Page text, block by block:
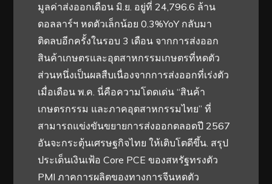
มูลค่าส่งออกเดือน มิ.ย. อยู่ที่ 24,796.6 ล้าน
ดอลลาร์ฯ หดตัวเล็กน้อย 0.3%YoY กลับมา
ติดลบอีกครั้งในรอบ 3 เดือน จากการส่งออก
สินค้าเกษตรและอุตสาหกรรมเกษตรที่หดตัว
ส่วนหนึ่งเป็นผลสืบเนื่องจากการส่งออกที่เร่งตัว
เมื่อเดือน พ.ค. นี่คือความโดดเด่น “สินค้า
เกษตรกรรม และภาคอุตสาหกรรมไทย” ที่
สามารถแข่งขันขยายการส่งออกตลอดปี 2567
อันจะกระตุ้นเศรษฐกิจไทย ให้เติบโตดีขึ้น. สรุป
ประเด็นเงินเฟ้อ Core PCE ของสหรัฐทรงตัว
PMI ภาคการผลิตของทางการจีนหดตัว